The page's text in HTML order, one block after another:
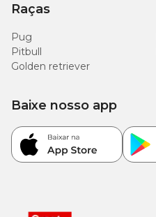
Raças
Pug
Pitbull
Golden retriever
Baixe nosso app